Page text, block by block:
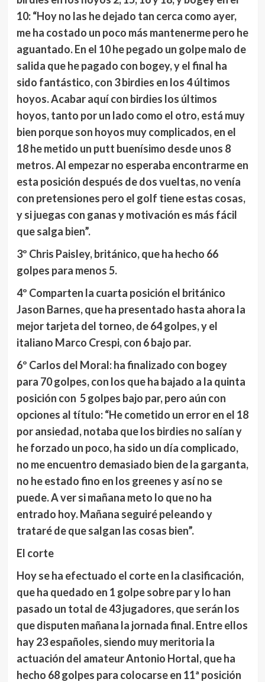
10: “Hoy no las he dejado tan cerca como ayer,
me ha costado un poco más mantenerme pero he
aguantado. En el 10 he pegado un golpe malo de
salida que he pagado con bogey, y el final ha
sido fantástico, con 3 birdies en los 4 últimos
hoyos. Acabar aquí con birdies los últimos
hoyos, tanto por un lado como el otro, está muy
bien porque son hoyos muy complicados, en el
18 he metido un putt buenísimo desde unos 8
metros. Al empezar no esperaba encontrarme en
esta posición después de dos vueltas, no venía
con pretensiones pero el golf tiene estas cosas,
y si juegas con ganas y motivación es más fácil
que salga bien”.
3º Chris Paisley, británico, que ha hecho 66
golpes para menos 5.
4º Comparten la cuarta posición el británico
Jason Barnes, que ha presentado hasta ahora la
mejor tarjeta del torneo, de 64 golpes, y el
italiano Marco Crespi, con 6 bajo par.
6º Carlos del Moral:ha finalizado con bogey
para 70 golpes, con los que ha bajado a la quinta
posición con 5 golpes bajo par, pero aún con
opciones al título: “He cometido un error en el 18
por ansiedad, notaba que los birdies no salían y
he forzado un poco, ha sido un día complicado,
no me encuentro demasiado bien de la garganta,
no he estado fino en los greenes y así no se
puede. A ver si mañana meto lo que no ha
entrado hoy. Mañana seguiré peleando y
trataré de que salgan las cosas bien”.
El corte
Hoy se ha efectuado el corte en la clasificación,
que ha quedado en 1 golpe sobre par y lo han
pasado un total de 43 jugadores, que serán los
que disputen mañana la jornada final. Entre ellos
hay 23 españoles, siendo muy meritoria la
actuación del amateur Antonio Hortal, que ha
hecho 68 golpes para colocarse en 11ª posición